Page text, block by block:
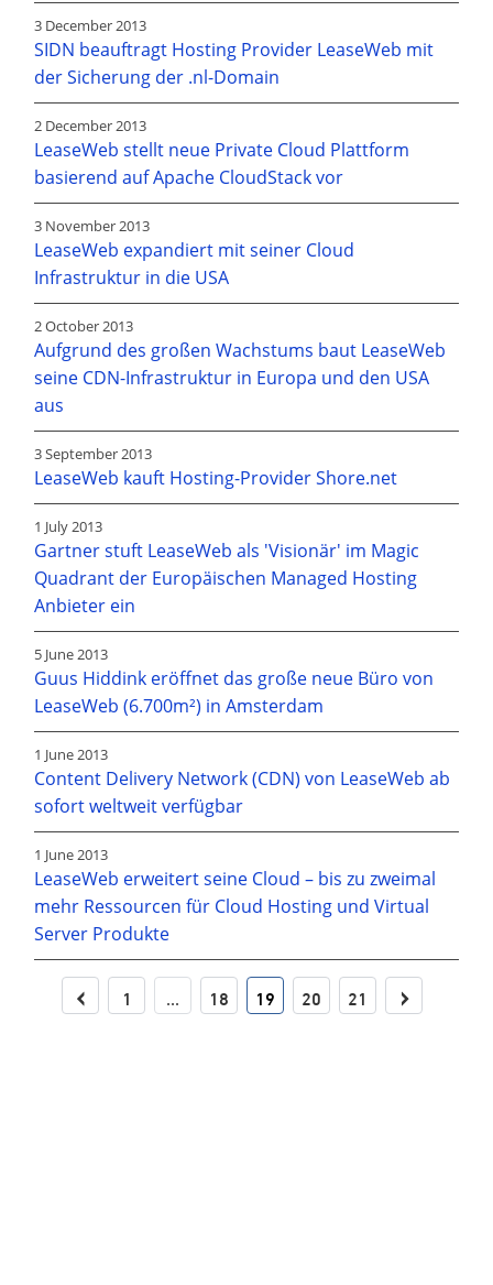
3 December 2013
SIDN beauftragt Hosting Provider LeaseWeb mit
der Sicherung der .nl-Domain
2 December 2013
LeaseWeb stellt neue Private Cloud Plattform
basierend auf Apache CloudStack vor
3 November 2013
LeaseWeb expandiert mit seiner Cloud
Infrastruktur in die USA
2 October 2013
Aufgrund des großen Wachstums baut LeaseWeb
seine CDN-Infrastruktur in Europa und den USA
aus
3 September 2013
LeaseWeb kauft Hosting-Provider Shore.net
1 July 2013
Gartner stuft LeaseWeb als 'Visionär' im Magic
Quadrant der Europäischen Managed Hosting
Anbieter ein
5 June 2013
Guus Hiddink eröffnet das große neue Büro von
LeaseWeb (6.700m²) in Amsterdam
1 June 2013
Content Delivery Network (CDN) von LeaseWeb ab
sofort weltweit verfügbar
1 June 2013
LeaseWeb erweitert seine Cloud – bis zu zweimal
mehr Ressourcen für Cloud Hosting und Virtual
Server Produkte
‹ 1 ... 18 19 20 21 ›